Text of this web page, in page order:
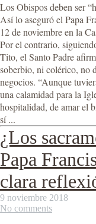
Los Obispos deben ser
Así lo aseguró el Papa
12 de noviembre en la
Por el contrario,
Tito, el Santo Padre
soberbio, ni colérico, no
negocios. “Aunque
una calamidad para la
hospitalidad, de amar el
sí ...
¿Los
Papa
clara
9 noviembre 2018
No comments